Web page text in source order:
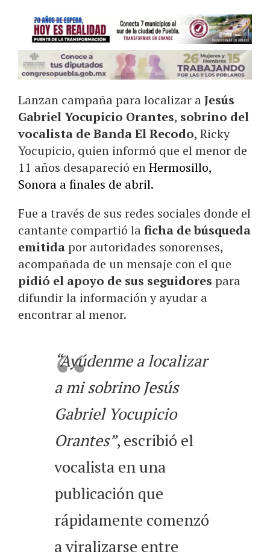
Lanzan campaña para localizar aJesús
Gabriel Yocupicio Orantes, sobrino del
vocalista de Banda El Recodo, Ricky
Yocupicio, quien informó que el menor de
11 años desapareció enHermosillo,
Sonora a finales de abril.
Fue a través de sus redes sociales donde el
cantante compartió laficha de búsqueda
emitidapor autoridades sonorenses,
acompañada de un mensaje con el que
pidió el apoyo de sus seguidores para
difundir la información y ayudar a
encontrar al menor.
“Ayúdenme a localizar
a mi sobrino Jesús
Gabriel Yocupicio
Orantes”, escribió el
vocalista en una
publicación que
rápidamente comenzó
a viralizarse entre